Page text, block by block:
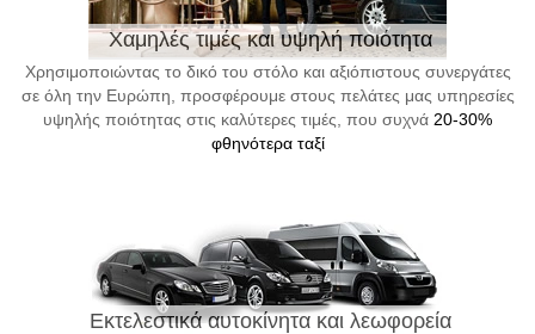
Χαμηλές τιμές και υψηλή ποιότητα
Χρησιμοποιώντας το δικό του στόλο και αξιόπιστους συνεργάτες
σε όλη την Ευρώπη, προσφέρουμε στους πελάτες μας υπηρεσίες
υψηλής ποιότητας στις καλύτερες τιμές, που συχνά 20-30%
φθηνότερα ταξί
Εκτελεστικά αυτοκίνητα και λεωφορεία